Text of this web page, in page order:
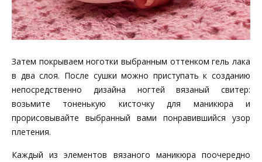
Затем покрываем ноготки выбранным оттенком гель лака
в два слоя. После сушки можно приступать к созданию
непосредственно дизайна ногтей вязаный свитер:
возьмите тоненькую кисточку для маникюра и
прорисовывайте выбранный вами понравившийся узор
плетения.
Каждый из элементов вязаного маникюра поочередно